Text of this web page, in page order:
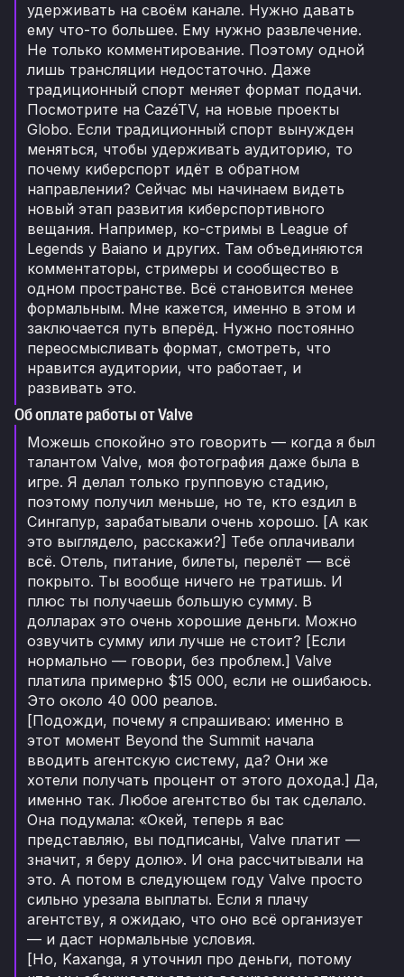
удерживать на своём канале. Нужно давать
ему что-то большее. Ему нужно развлечение.
Не только комментирование. Поэтому одной
лишь трансляции недостаточно. Даже
традиционный спорт меняет формат подачи.
Посмотрите на CazéTV, на новые проекты
Globo. Если традиционный спорт вынужден
меняться, чтобы удерживать аудиторию, то
почему киберспорт идёт в обратном
направлении? Сейчас мы начинаем видеть
новый этап развития киберспортивного
вещания. Например, ко-стримы в League of
Legends у Baiano и других. Там объединяются
комментаторы, стримеры и сообщество в
одном пространстве. Всё становится менее
формальным. Мне кажется, именно в этом и
заключается путь вперёд. Нужно постоянно
переосмысливать формат, смотреть, что
нравится аудитории, что работает, и
развивать это.
Об оплате работы от Valve
Можешь спокойно это говорить — когда я был
талантом Valve, моя фотография даже была в
игре. Я делал только групповую стадию,
поэтому получил меньше, но те, кто ездил в
Сингапур, зарабатывали очень хорошо. [А как
это выглядело, расскажи?] Тебе оплачивали
всё. Отель, питание, билеты, перелёт — всё
покрыто. Ты вообще ничего не тратишь. И
плюс ты получаешь большую сумму. В
долларах это очень хорошие деньги. Можно
озвучить сумму или лучше не стоит? [Если
нормально — говори, без проблем.] Valve
платила примерно $15 000, если не ошибаюсь.
Это около 40 000 реалов.
[Подожди, почему я спрашиваю: именно в
этот момент Beyond the Summit начала
вводить агентскую систему, да? Они же
хотели получать процент от этого дохода.] Да,
именно так. Любое агентство бы так сделало.
Она подумала: «Окей, теперь я вас
представляю, вы подписаны, Valve платит —
значит, я беру долю». И она рассчитывали на
это. А потом в следующем году Valve просто
сильно урезала выплаты. Если я плачу
агентству, я ожидаю, что оно всё организует
— и даст нормальные условия.
[Но, Kaxanga, я уточнил про деньги, потому